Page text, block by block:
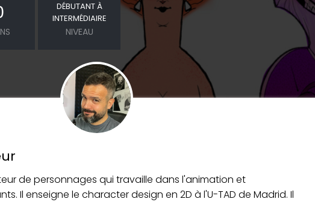
DÉBUTANT À
INTERMÉDIAIRE
NIVEAU
de personnages qui travaille dans l'animation et
Il enseigne le character design en 2D à l'U-TAD de Madrid. Il